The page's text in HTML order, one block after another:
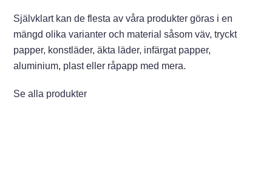
Självklart kan de flesta av våra produkter göras i en
mängd olika varianter och material såsom väv, tryckt
papper, konstläder, äkta läder, infärgat papper,
aluminium, plast eller råpapp med mera.
Se alla produkter